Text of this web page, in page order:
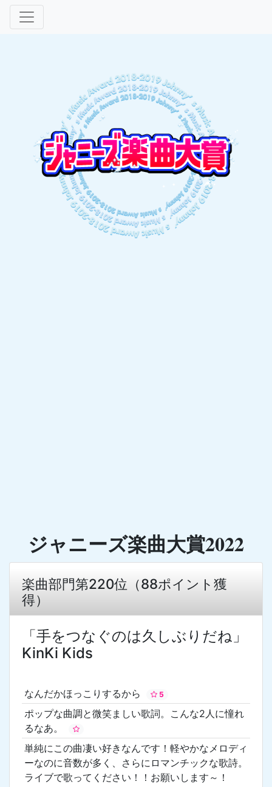
ジャニーズ楽曲大賞2022
楽曲部門第220位（88ポイント獲
得）
「手をつなぐのは久しぶりだね」
KinKi Kids
なんだかほっこりするから 5
ポップな曲調と微笑ましい歌詞。こんな2人に憧れ
るなあ。
単純にこの曲凄い好きなんです！軽やかなメロディ
ーなのに音数が多く、さらにロマンチックな歌詩。
ライブで歌ってください！！お願いします～！